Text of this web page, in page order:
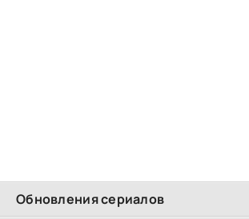
Обновления сериалов